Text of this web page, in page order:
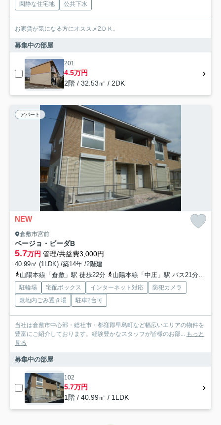
閑静な住宅地 公共下水
お家賃が気になる方にオススメ2ＤＫ。
募集中の部屋
201
4.5万円
2階 / 32.53㎡ / 2DK
アパート
NEW
倉敷市宮前
ベージョ・ビーダB
5.7万円 管理/共益費3,000円
40.99㎡ (1LDK) /築14年 /2階建
山陽本線「倉敷」駅 徒歩22分
山陽本線「中庄」駅 バス21分 下電バス「昭和町・マルナカ倉敷駅前店」 停歩24分
駐輪場 宅配ボックス インターネット対応
防犯カメラ
敷地内ごみ置き場
駐車2台可
当社は倉敷市中心部・総社市・都窪郡早島町など幅広いエリアの物件を
豊富にご紹介しております。経験豊かなスタッフが皆様のお部... もっと
見る
募集中の部屋
102
5.7万円
1階 / 40.99㎡ / 1LDK